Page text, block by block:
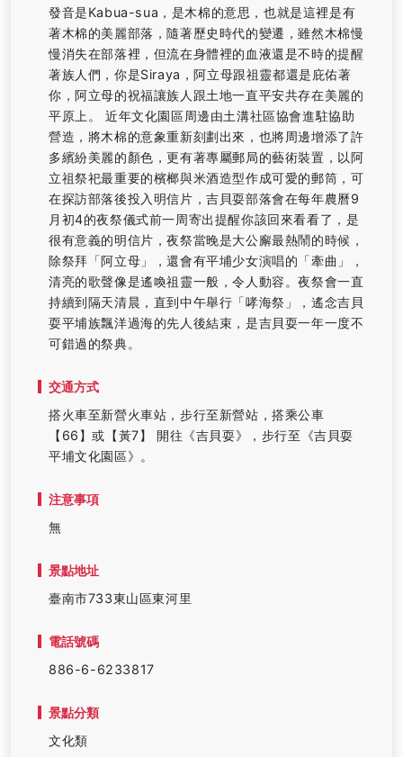
發音是Kabua-sua，是木棉的意思，也就是這裡是有
著木棉的美麗部落，隨著歷史時代的變遷，雖然木棉慢
慢消失在部落裡，但流在身體裡的血液還是不時的提醒
著族人們，你是Siraya，阿立母跟祖靈都還是庇佑著
你，阿立母的祝福讓族人跟土地一直平安共存在美麗的
平原上。 近年文化園區周邊由土溝社區協會進駐協助
營造，將木棉的意象重新刻劃出來，也將周邊增添了許
多繽紛美麗的顏色，更有著專屬郵局的藝術裝置，以阿
立祖祭祀最重要的檳榔與米酒造型作成可愛的郵筒，可
在探訪部落後投入明信片，吉貝耍部落會在每年農曆9
月初4的夜祭儀式前一周寄出提醒你該回來看看了，是
很有意義的明信片，夜祭當晚是大公廨最熱鬧的時候，
除祭拜「阿立母」，還會有平埔少女演唱的「牽曲」，
清亮的歌聲像是遙喚祖靈一般，令人動容。夜祭會一直
持續到隔天清晨，直到中午舉行「哮海祭」，遙念吉貝
耍平埔族飄洋過海的先人後結束，是吉貝耍一年一度不
可錯過的祭典。
交通方式
搭火車至新營火車站，步行至新營站，搭乘公車
【66】或【黃7】 開往《吉貝耍》，步行至《吉貝耍
平埔文化園區》。
注意事項
無
景點地址
臺南市733東山區東河里
電話號碼
886-6-6233817
景點分類
文化類